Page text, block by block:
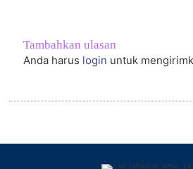
Tambahkan ulasan
Anda harus login untuk